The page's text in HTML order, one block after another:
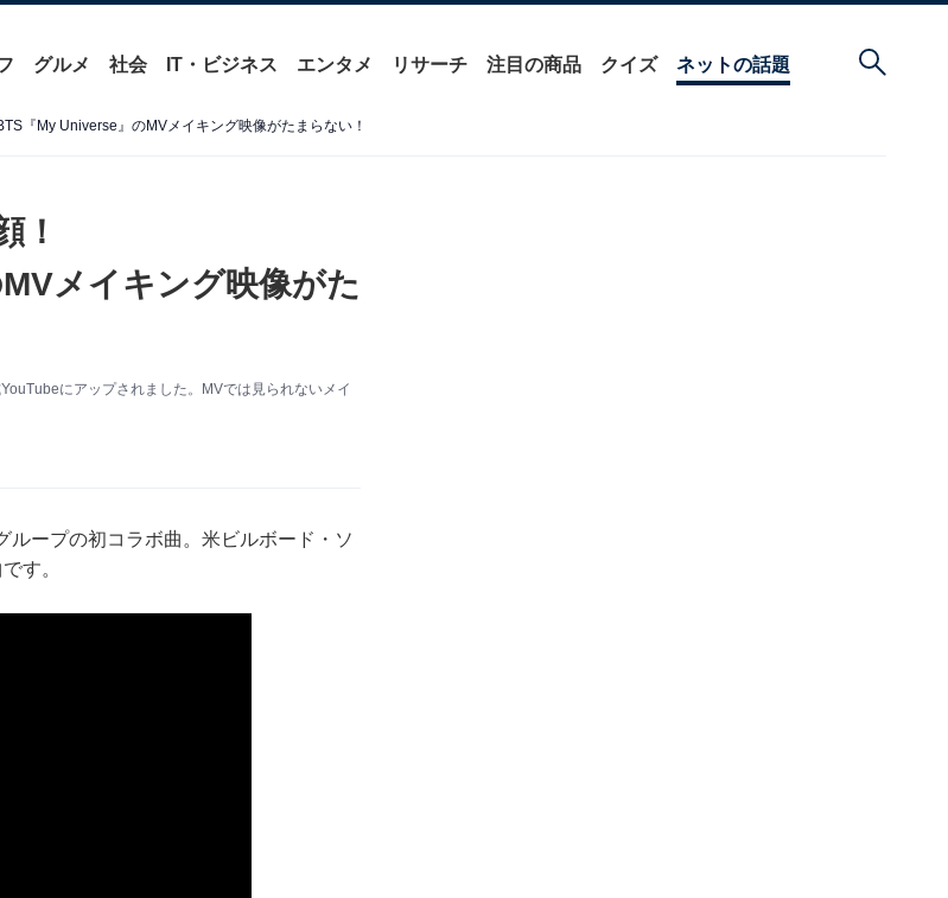
グルメ 社会 IT・ビジネス エンタメ リサーチ 注目の商品 クイズ ネットの話題
『My Universe』のMVメイキング映像がたまらない！
！
メイキング映像がた
にアップされました。MVでは見られないメイ
ープの初コラボ曲。米ビルボード・ソ
す。